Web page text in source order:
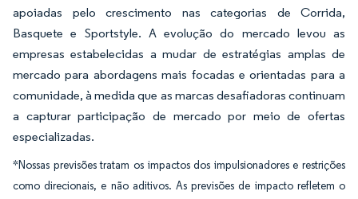
apoiadas pelo crescimento nas categorias de Corrida,
Basquete e Sportstyle. A evolução do mercado levou as
empresas estabelecidas a mudar de estratégias amplas de
mercado para abordagens mais focadas e orientadas para a
comunidade, à medida que as marcas desafiadoras continuam
a capturar participação de mercado por meio de ofertas
especializadas.
*Nossas previsões tratam os impactos dos impulsionadores e restrições
como direcionais, e não aditivos. As previsões de impacto refletem o